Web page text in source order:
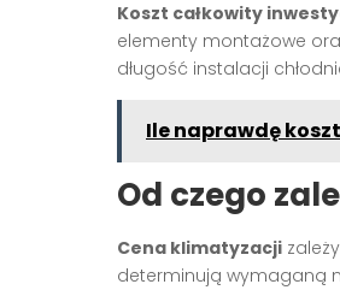
Koszt całkowity
elementy montażowe
długość instalacji
Ile naprawdę
Od czego
Cena klimatyzacji
determinują wymaganą